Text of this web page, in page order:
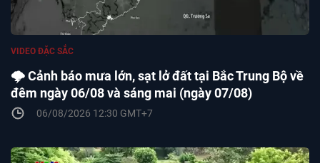
🌩️ Cảnh báo mưa lớn, sạt lở đất tại Bắc Trung Bộ về
đêm ngày 06/08 và sáng mai (ngày 07/08)
VIDEO ĐẶC SẮC
06/08/2026 12:30 GMT+7